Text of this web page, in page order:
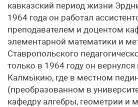
кавказский период жизни
1964 года он работал
преподавателем и доцентом
элементарной математики и
Ставропольского
только в 1964 году он
Калмыкию, где в местном
(преобразованном в
кафедру алгебры, геометрии и